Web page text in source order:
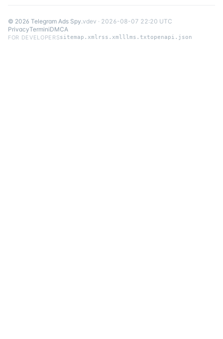
© 2026 Telegram Ads Spy.vdev · 2026-08-07 22:20 UTC
PrivacyTerminiDMCA
FOR DEVELOPERSsitemap.xml rss.xmlllms.txtopenapi.json